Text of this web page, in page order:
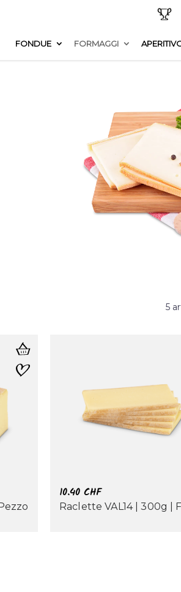
FONDUE FORMAGGI
5
10.40 CHF
Raclette VAL14 | 300g |